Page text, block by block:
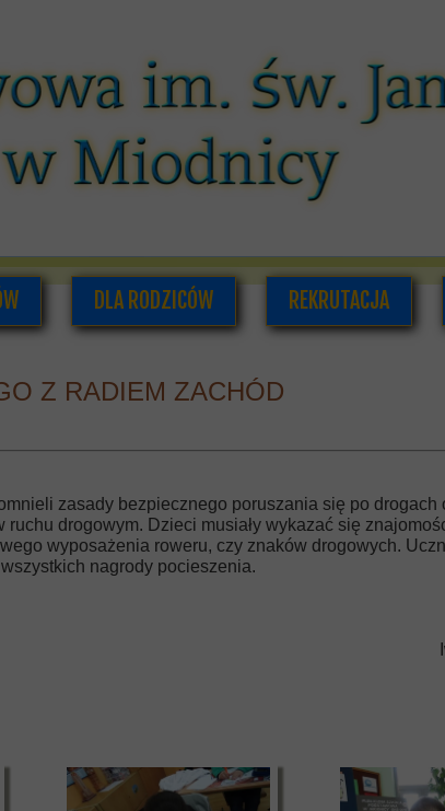
zasady bezpiecznego poruszania się po drogach
drogowym. Dzieci musiały wykazać się
wyposażenia roweru, czy znaków drogowych.
nagrody pocieszenia.
Z RADIEM ZACHÓD
UCZNIOWSKI
DLA RODZICÓW
INFORMACJE DLA RODZICÓW
REKRUTACJA